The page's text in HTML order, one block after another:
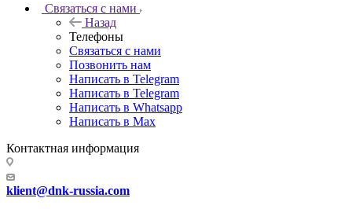
Связаться с нами
Назад
Телефоны
Связаться с нами
Позвонить нам
Написать в Telegram
Написать в Telegram
Написать в Whatsapp
Написать в Max
Контактная информация
klient@dnk-russia.com